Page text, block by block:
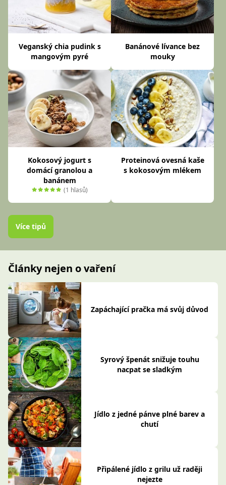
Veganský chia pudink s
mangovým pyré
Banánové lívance bez
mouky
Kokosový jogurt s
domácí granolou a
banánem
(1 hlasů)
Proteinová ovesná kaše
s kokosovým mlékem
Více tipů
Články nejen o vaření
Zapáchající pračka má svůj důvod
Syrový špenát snižuje touhu
nacpat se sladkým
Jídlo z jedné pánve plné barev a
chutí
Připálené jídlo z grilu už raději
nejezte